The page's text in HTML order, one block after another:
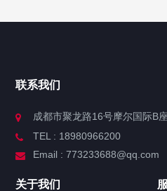
联系我们
成都市聚龙路16号摩尔国际B
TEL : 18980966200
Email : 773233688@qq.com
关于我们